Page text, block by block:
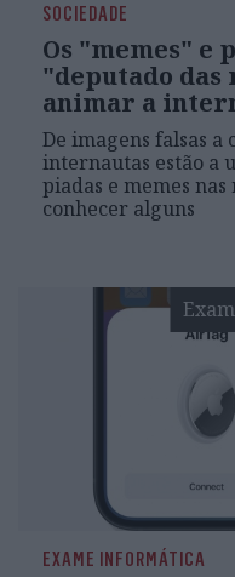
SOCIEDADE
Os "memes" e
"deputado das
animar a
De imagens falsas
internautas estão a
piadas e memes
conhecer alguns
EXAME INFORMÁTICA